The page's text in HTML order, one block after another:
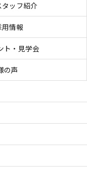
タッフ紹介
用情報
ト・見学会
の声